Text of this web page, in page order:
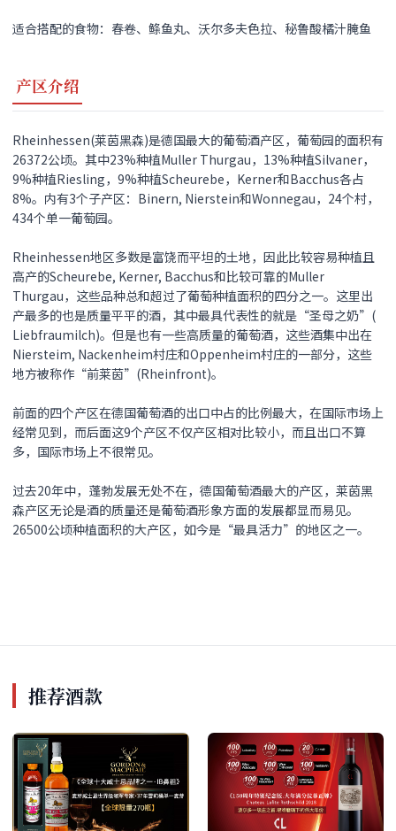
适合搭配的食物： 春卷、鲦鱼丸、沃尔多夫色拉、秘鲁酸橘汁腌鱼
产区介绍
Rheinhessen(莱茵黑森)是德国最大的葡萄酒产区，葡萄园的面积有
26372公顷。其中23%种植Muller Thurgau，13%种植Silvaner，
9%种植Riesling，9%种植Scheurebe，Kerner和Bacchus各占
8%。内有3个子产区：Binern, Nierstein和Wonnegau，24个村，
434个单一葡萄园。
Rheinhessen地区多数是富饶而平坦的土地，因此比较容易种植且
高产的Scheurebe, Kerner, Bacchus和比较可靠的Muller
Thurgau，这些品种总和超过了葡萄种植面积的四分之一。这里出
产最多的也是质量平平的酒，其中最具代表性的就是“圣母之奶”(
Liebfraumilch)。但是也有一些高质量的葡萄酒，这些酒集中出在
Niersteim, Nackenheim村庄和Oppenheim村庄的一部分，这些
地方被称作“前莱茵”(Rheinfront)。
前面的四个产区在德国葡萄酒的出口中占的比例最大，在国际市场上
经常见到，而后面这9个产区不仅产区相对比较小，而且出口不算
多，国际市场上不很常见。
过去20年中，蓬勃发展无处不在，德国葡萄酒最大的产区，莱茵黑
森产区无论是酒的质量还是葡萄酒形象方面的发展都显而易见。
26500公顷种植面积的大产区，如今是“最具活力”的地区之一。
推荐酒款